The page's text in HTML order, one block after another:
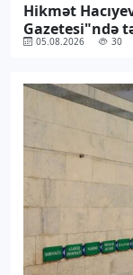
Hikmət
Gazetesi"ndə
05.08.2026 30